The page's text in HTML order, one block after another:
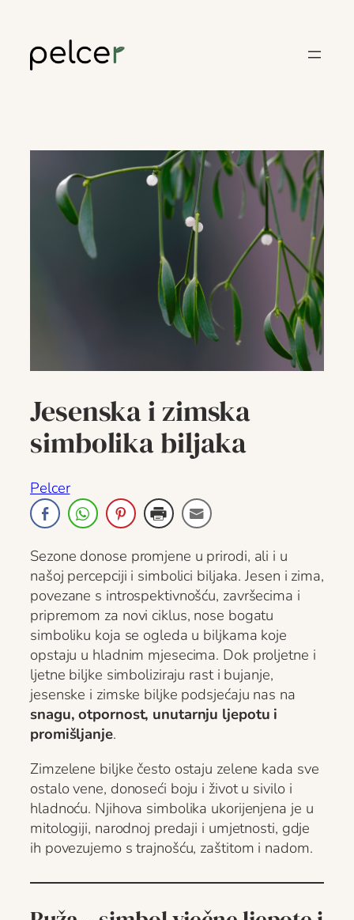
sadržaja
Jesenska i zimska
simbolika biljaka
Pelcer
Sezone donose promjene u prirodi, ali i u
našoj percepciji i simbolici biljaka. Jesen i zima,
povezane s introspektivnošću, završecima i
pripremom za novi ciklus, nose bogatu
simboliku koja se ogleda u biljkama koje
opstaju u hladnim mjesecima. Dok proljetne i
ljetne biljke simboliziraju rast i bujanje,
jesenske i zimske biljke podsjećaju nas na
snagu, otpornost, unutarnju ljepotu i
promišljanje.
Zimzelene biljke često ostaju zelene kada sve
ostalo vene, donoseći boju i život u sivilo i
hladnoću. Njihova simbolika ukorijenjena je u
mitologiji, narodnoj predaji i umjetnosti, gdje
ih povezujemo s trajnošću, zaštitom i nadom.